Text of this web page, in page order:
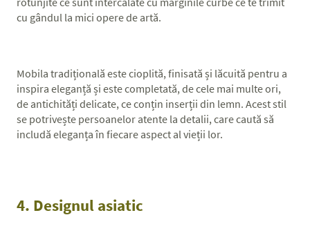
cu gândul la mici opere de artă.
Mobila tradițională este cioplită, finisată și lăcuită pentru a
inspira eleganță și este completată, de cele mai multe ori,
de antichități delicate, ce conțin inserții din lemn. Acest stil
se potrivește persoanelor atente la detalii, care caută să
includă eleganța în fiecare aspect al vieții lor.
4. Designul asiatic